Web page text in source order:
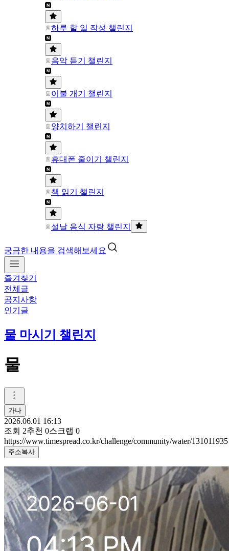
하루 할 일 작성 챌린지
음악 듣기 챌린지
이불 개기 챌린지
양치하기 챌린지
휴대폰 줄이기 챌린지
책 읽기 챌린지
설날 음식 자랑 챌린지
궁금한 내용을 검색해보세요
즐겨찾기
전체글
공지사항
인기글
물 마시기 챌린지
물
가나
2026.06.01 16:13
조회 2추천 0스크랩 0
https://www.timespread.co.kr/challenge/community/water/131011935
주소복사